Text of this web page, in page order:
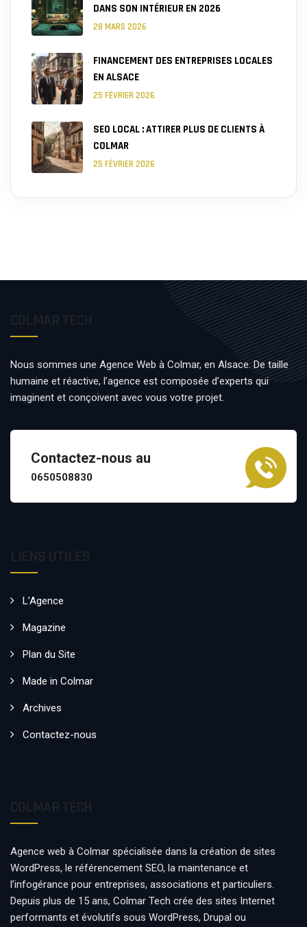
DANS SON INTÉRIEUR EN 2026
28 MARS 2026
FINANCEMENT DES ENTREPRISES LOCALES
EN ALSACE
25 FÉVRIER 2026
SEO LOCAL : ATTIRER PLUS DE CLIENTS À
COLMAR
25 FÉVRIER 2026
Nous sommes une Agence Web à Colmar, en Alsace. De taille
humaine et réactive, l’agence est composée d’experts qui
imaginent et conçoivent avec vous votre projet.
Contactez-nous au
0650508830
L’Agence
Magazine
Plan du Site
Made in Colmar
Archives
Contactez-nous
Agence web à Colmar spécialisée dans la création de sites
WordPress, le référencement SEO, la maintenance et
l’infogérance pour entreprises, associations et particuliers.
Depuis plus de 15 ans, Colmar Tech crée des sites Internet
performants et évolutifs sous WordPress, Drupal ou